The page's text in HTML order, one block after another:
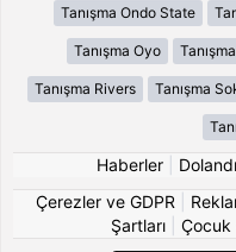
Tanışma Ondo State
Tanışma Oyo
Tanışma Rivers Tanışma
Haberler
Çerezler ve GDPR
Şartları| Çocuk